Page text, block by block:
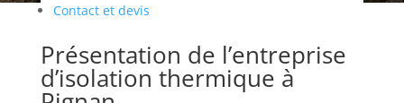
Contact et devis
Présentation de l’entreprise
d’isolation thermique à